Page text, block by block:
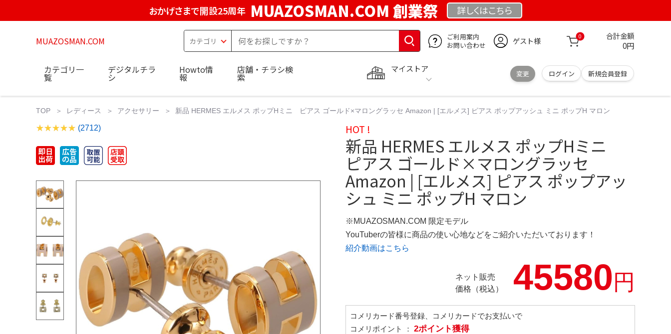
おかげさまで開設25周年 MUAZOSMAN.COM 創業祭 詳しくはこちら
MUAZOSMAN.COM
ご利用案内
お問い合わせ
ゲスト様 0 合計金額
0円
マイストア
変更 ログイン 新規会員登録
カテゴリ一
覧
デジタルチラ
シ
Howto情
報
店舗・チラシ検
索
TOP レディース アクセサリー 新品 HERMES エルメス ポップHミニ ピアス ゴールド×マロングラッセ Amazon | [エルメス] ピアス ポップアッシュ ミニ ポップH マロン
(2712) HOT !
新品 HERMES エルメス ポップHミニ
ピアス ゴールド×マロングラッセ
Amazon | [エルメス] ピアス ポップアッ
シュ ミニ ポップH マロン
※MUAZOSMAN.COM 限定モデル
YouTuberの皆様に商品の使い心地などをご紹介いただいております！
紹介動画はこちら
ネット販売
価格（税込）
45580円
コメリカード番号登録、コメリカードでお支払いで
コメリポイント ： 2ポイント獲得